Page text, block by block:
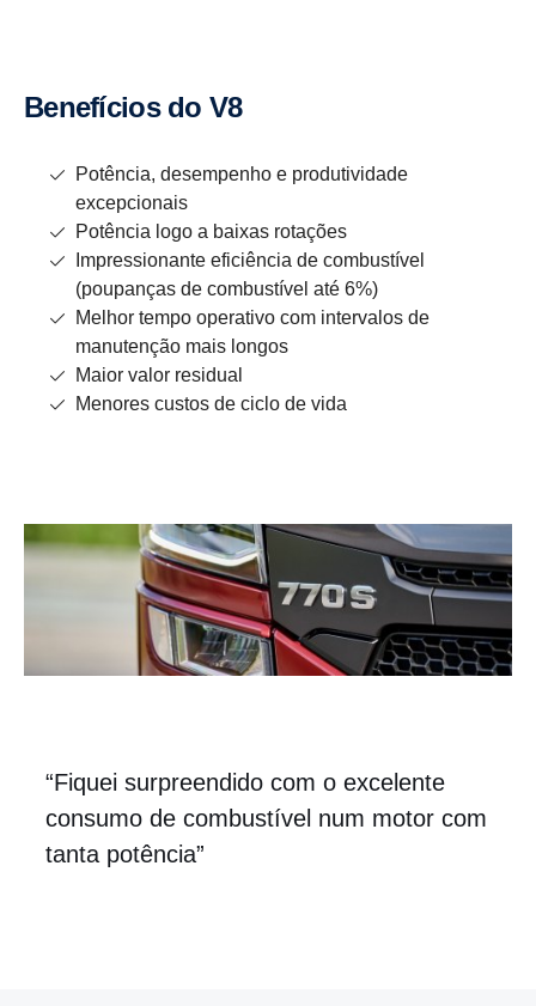
Benefí­cios do V8
Potência, desempenho e produtividade
excepcionais
Potência logo a baixas rotações
Impressionante eficiência de combustível
(poupanças de combustível até 6%)
Melhor tempo operativo com intervalos de
manutenção mais longos
Maior valor residual
Menores custos de ciclo de vida
“Fiquei surpreendido com o excelente
consumo de combustível num motor com
tanta potência”